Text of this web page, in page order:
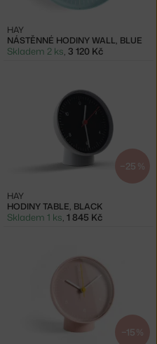
NÁSTĚNNÉ HODINY WALL, BLUE
HAY
Skladem 2 ks, 3 120 Kč
−25 %
HODINY TABLE, BLACK
HAY
Skladem 1 ks, 1 845 Kč
−15 %